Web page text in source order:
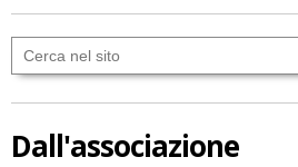
Dall'associazione